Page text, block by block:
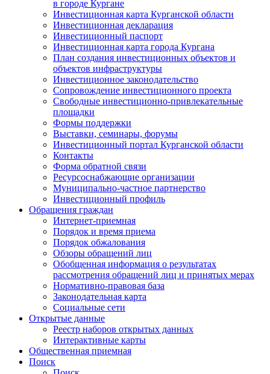
в городе Кургане
Инвестиционная карта Курганской области
Инвестиционная декларация
Инвестиционный паспорт
Инвестиционная карта города Кургана
План создания инвестиционных объектов и
объектов инфраструктуры
Инвестиционное законодательство
Сопровождение инвестиционного проекта
Свободные инвестиционно-привлекательные
площадки
Формы поддержки
Выставки, семинары, форумы
Инвестиционный портал Курганской области
Контакты
Форма обратной связи
Ресурсоснабжающие организации
Муниципально-частное партнерство
Инвестиционный профиль
Обращения граждан
Интернет-приемная
Порядок и время приема
Порядок обжалования
Обзоры обращений лиц
Обобщенная информация о результатах
рассмотрения обращений лиц и принятых мерах
Нормативно-правовая база
Законодательная карта
Социальные сети
Открытые данные
Реестр наборов открытых данных
Интерактивные карты
Общественная приемная
Поиск